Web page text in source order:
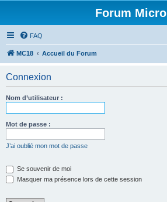
Forum Micro
FAQ
MC18 Accueil du Forum
Connexion
Nom d’utilisateur :
Mot de passe :
J’ai oublié mon mot de passe
Se souvenir de moi
Masquer ma présence lors de cette session